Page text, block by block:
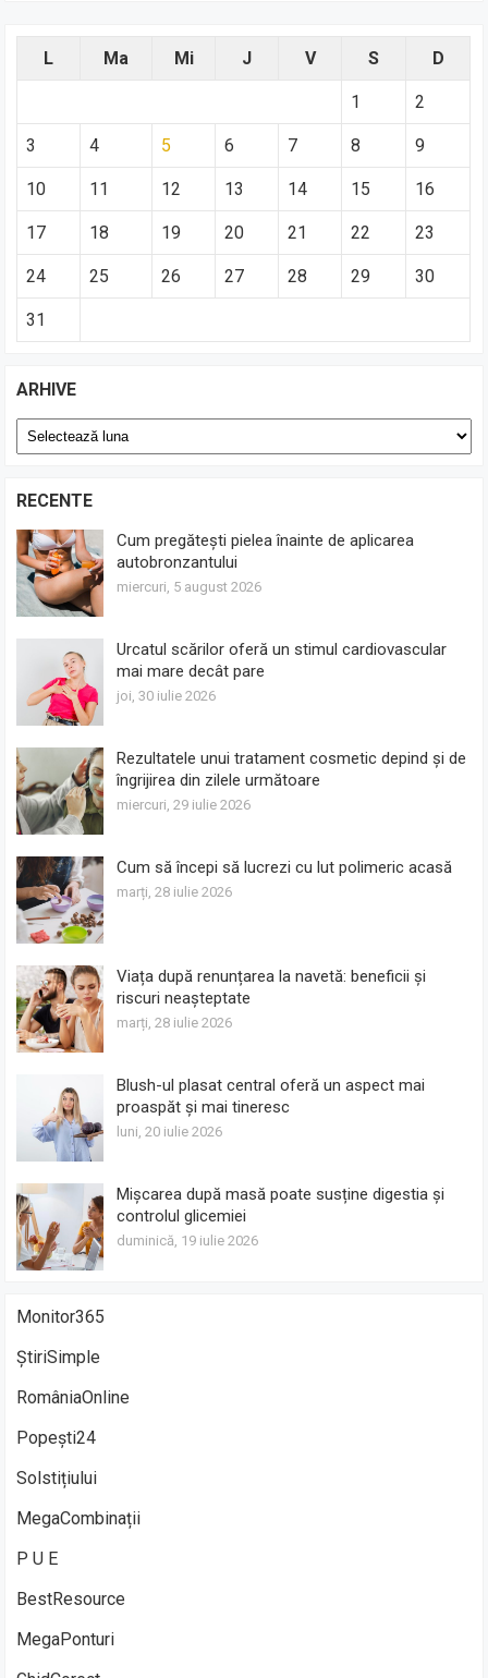
L Ma Mi J V S D
1 2
3 4 5 6 7 8 9
10 11 12 13 14 15 16
17 18 19 20 21 22 23
24 25 26 27 28 29 30
31
ARHIVE
Arhive
RECENTE
Cum pregătești pielea înainte de aplicarea
autobronzantului
miercuri, 5 august 2026
Urcatul scărilor oferă un stimul cardiovascular
mai mare decât pare
joi, 30 iulie 2026
Rezultatele unui tratament cosmetic depind și de
îngrijirea din zilele următoare
miercuri, 29 iulie 2026
Cum să începi să lucrezi cu lut polimeric acasă
marți, 28 iulie 2026
Viața după renunțarea la navetă: beneficii și
riscuri neașteptate
marți, 28 iulie 2026
Blush-ul plasat central oferă un aspect mai
proaspăt și mai tineresc
luni, 20 iulie 2026
Mișcarea după masă poate susține digestia și
controlul glicemiei
duminică, 19 iulie 2026
Monitor365
ȘtiriSimple
RomâniaOnline
Popești24
Solstițiului
MegaCombinații
P U E
BestResource
MegaPonturi